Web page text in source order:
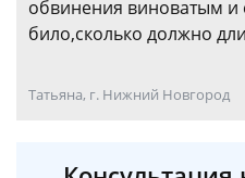
обвинения виноватым и
било,сколько должно
Татьяна, г. Нижний Новгород